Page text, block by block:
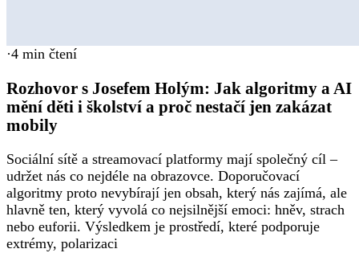
·4 min čtení
Rozhovor s Josefem Holým: Jak algoritmy a AI
mění děti i školství a proč nestačí jen zakázat
mobily
Sociální sítě a streamovací platformy mají společný cíl –
udržet nás co nejdéle na obrazovce. Doporučovací
algoritmy proto nevybírají jen obsah, který nás zajímá, ale
hlavně ten, který vyvolá co nejsilnější emoci: hněv, strach
nebo euforii. Výsledkem je prostředí, které podporuje
extrémy, polarizaci